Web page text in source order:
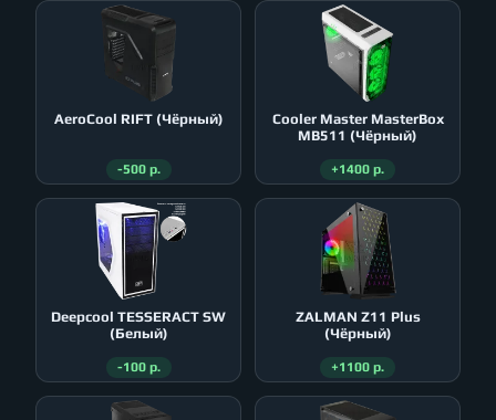
AeroСool RIFT (Чёрный)
-500 р.
Cooler Master MasterBox
MB511 (Чёрный)
+1400 р.
Deepcool TESSERACT SW
(Белый)
-100 р.
ZALMAN Z11 Plus
(Чёрный)
+1100 р.